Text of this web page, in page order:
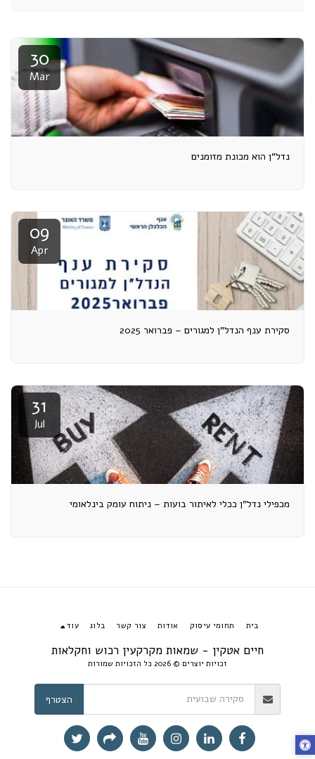
30
Mar
נדל"ן הוא מכונת מזומנים
09
Apr
סקירת ענף הנדל"ן למגורים – פברואר 2025
31
Jul
מכפילי נדל"ן ככלי לאיתור בועות – ניתוח עומק בינלאומי
חיים אטקין - שמאות מקרקעין רכוש וחקלאות
זכויות יוצרים © 2026 כל הזכויות שמורות
בית תחומי עיסוק אודות צור קשר בלוג עוד
הצטרף